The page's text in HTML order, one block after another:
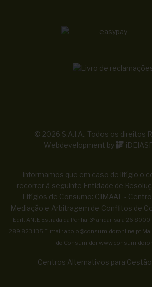
© 2026 S.A.I.A.. Todos os direitos
Webdevelopment by
Informamos que em caso de litígio o
recorrer à seguinte Entidade de
Litígios de Consumo: CIMAAL -
Mediação e Arbitragem de Conflitos de
Edif. ANJE Estrada da Penha, 3º andar, sala 26
289 823 135 E-mail: apoio@consumidoronline.pt
do Consumidor
Centros Alternativos para